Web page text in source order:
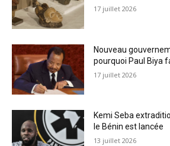
17 juillet 2026
Nouveau
pourquoi Paul Biya
17 juillet 2026
Kemi Seba
le Bénin est lancée
13 juillet 2026